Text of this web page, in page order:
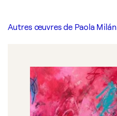
Autres œuvres de Paola Milán